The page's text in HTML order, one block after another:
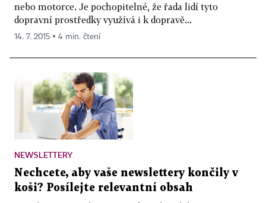
nebo motorce. Je pochopitelné, že řada lidí tyto
dopravní prostředky využívá i k dopravě...
14. 7. 2015 ▪ 4 min. čtení
NEWSLETTERY
Nechcete, aby vaše newslettery končily v
koši? Posílejte relevantní obsah